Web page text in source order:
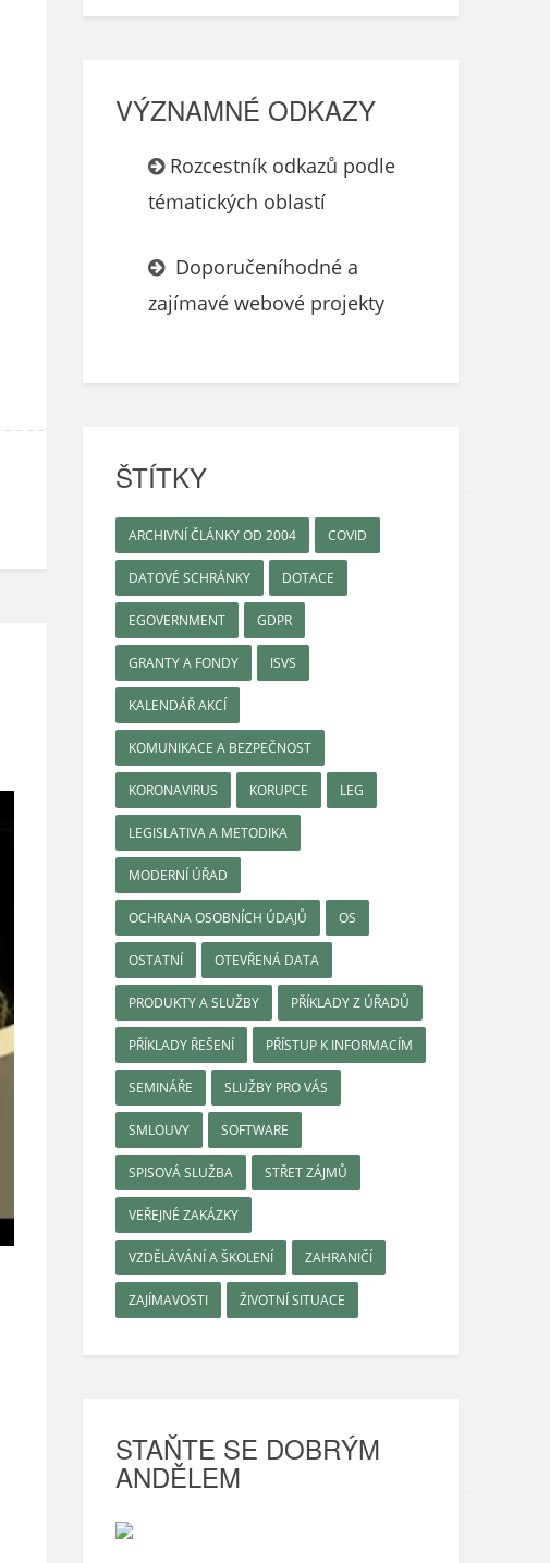
VÝZNAMNÉ ODKAZY
Rozcestník odkazů podle
tématických oblastí
Doporučeníhodné a
zajímavé webové projekty
ŠTÍTKY
ARCHIVNÍ ČLÁNKY OD 2004 COVID
DATOVÉ SCHRÁNKY DOTACE
EGOVERNMENT GDPR
GRANTY A FONDY ISVS
KALENDÁŘ AKCÍ
KOMUNIKACE A BEZPEČNOST
KORONAVIRUS KORUPCE LEG
LEGISLATIVA A METODIKA
MODERNÍ ÚŘAD
OCHRANA OSOBNÍCH ÚDAJŮ OS
OSTATNÍ OTEVŘENÁ DATA
PRODUKTY A SLUŽBY PŘÍKLADY Z ÚŘADŮ
PŘÍKLADY ŘEŠENÍ PŘÍSTUP K INFORMACÍM
SEMINÁŘE SLUŽBY PRO VÁS
SMLOUVY SOFTWARE
SPISOVÁ SLUŽBA STŘET ZÁJMŮ
VEŘEJNÉ ZAKÁZKY
VZDĚLÁVÁNÍ A ŠKOLENÍ ZAHRANIČÍ
ZAJÍMAVOSTI ŽIVOTNÍ SITUACE
STAŇTE SE DOBRÝM
ANDĚLEM